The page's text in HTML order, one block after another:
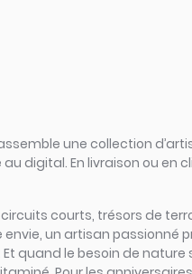
une collection
digital. En livraison ou en
courts, trésors de
envie, un artisan
quand le besoin de